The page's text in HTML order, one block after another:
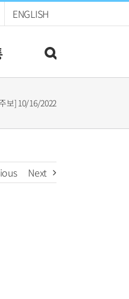
ENGLISH
보] 10/16/2022
Next